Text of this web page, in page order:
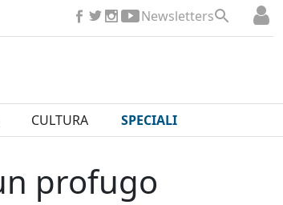
Newsletters
CULTURA SPECIALI
profugo